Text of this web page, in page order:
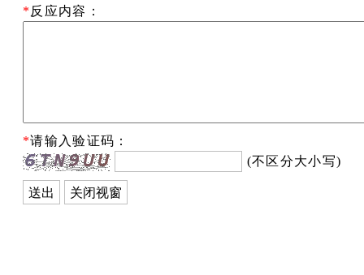
* 反应内容：
*请输入验证码：
(不区分大小写)